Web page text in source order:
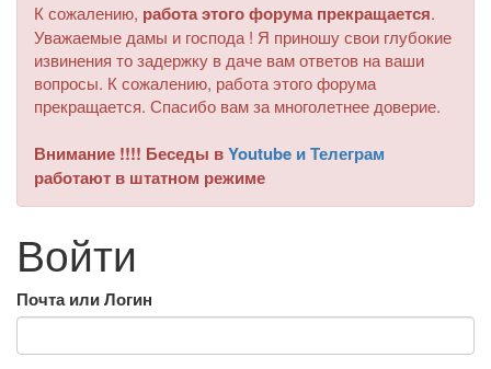
К сожалению, работа этого форума прекращается.
Уважаемые дамы и господа ! Я приношу свои глубокие
извинения то задержку в даче вам ответов на ваши
вопросы. К сожалению, работа этого форума
прекращается. Спасибо вам за многолетнее доверие.
Внимание !!!! Беседы вYoutube и Телеграм
работают в штатном режиме
Войти
Почта или Логин